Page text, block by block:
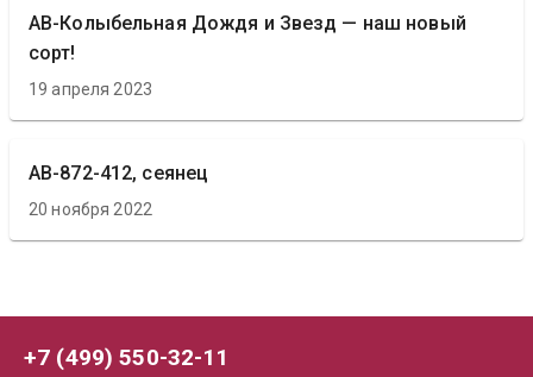
АВ-Колыбельная Дождя и Звезд — наш новый
сорт!
19 апреля 2023
АВ-872-412, сеянец
20 ноября 2022
+7 (499) 550-32-11